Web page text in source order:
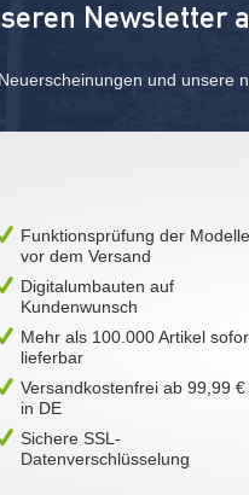
Newsletter
und unsere
Funktionsprüfung der Modelle
vor dem Versand
Digitalumbauten auf
Kundenwunsch
Mehr als 100.000 Artikel
lieferbar
Versandkostenfrei ab 99,99 €
in DE
Sichere SSL-
Datenverschlüsselung